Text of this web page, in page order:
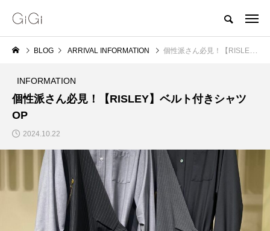
BLOG ARRIVAL INFORMATION 個性派さん必見！【RISLEY】ベルト付きシャツOP
INFORMATION
個性派さん必見！【RISLEY】ベルト付きシャツ
OP
2024.10.22